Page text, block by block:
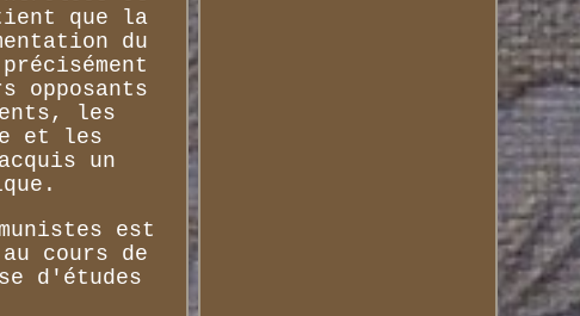
que la
du
opposants
les
et les
un
est
cours de
d'études